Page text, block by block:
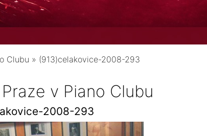
Clubu » (913)celakovice-2008-293
v Piano Clubu
2008-293